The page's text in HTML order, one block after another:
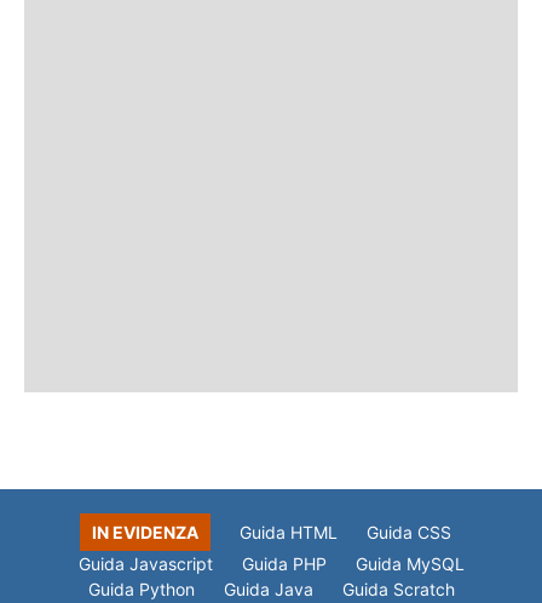
IN EVIDENZA Guida HTML
Guida CSS
Guida Javascript
Guida PHP
Guida MySQL
Guida Python
Guida Java
Guida Scratch